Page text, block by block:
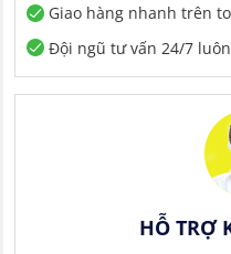
Giao hàng nhanh trên
Đội ngũ tư vấn 24/7
HỖ TRỢ